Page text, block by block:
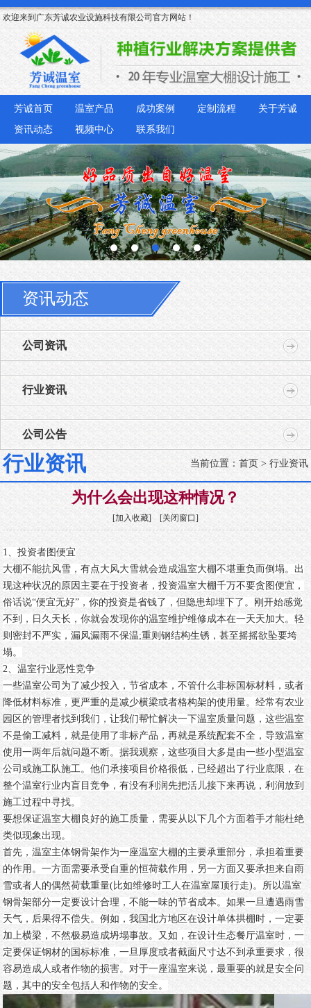
欢迎来到广东芳诚农业设施科技有限公司官方网站！
芳诚首页 温室产品 成功案例 定制流程
关于芳诚
资讯动态
视频中心 联系我们
资讯动态
公司资讯
行业资讯
公司公告
行业资讯 当前位置： 首页 > 行业资讯
为什么会出现这种情况？
[加入收藏] [关闭窗口]
1、投资者图便宜
大棚不能抗风雪，有点大风大雪就会造成温室大棚不堪重负而倒塌。出
现这种状况的原因主要在于投资者，投资温室大棚千万不要贪图便宜，
俗话说“便宜无好” ，你的投资是省钱了，但隐患却埋下了。刚开始感觉
不到，日久天长，你就会发现你的温室维护维修成本在一天天加大。轻
则密封不严实，漏风漏雨不保温;重则钢结构生锈，甚至摇摇欲坠要垮
塌。
2、温室行业恶性竞争
一些温室公司为了减少投入，节省成本，不管什么非标国标材料，或者
降低材料标准，更严重的是减少横梁或者格构架的使用量。经常有农业
园区的管理者找到我们，让我们帮忙解决一下温室质量问题，这些温室
不是偷工减料，就是使用了非标产品，再就是系统配套不全，导致温室
使用一两年后就问题不断。据我观察，这些项目大多是由一些小型温室
公司或施工队施工。他们承接项目价格很低，已经超出了行业底限，在
整个温室行业内盲目竞争，有没有利润先把活儿接下来再说，利润放到
施工过程中寻找。
要想保证温室大棚良好的施工质量，需要从以下几个方面着手才能杜绝
类似现象出现。
首先，温室主体钢骨架作为一座温室大棚的主要承重部分，承担着重要
的作用。一方面需要承受自重的恒荷载作用，另一方面又要承担来自雨
雪或者人的偶然荷载重量(比如维修时工人在温室屋顶行走)。所以温室
钢骨架部分一定要设计合理，不能一味的节省成本。如果一旦遭遇雨雪
天气，后果得不偿失。例如，我国北方地区在设计单体拱棚时，一定要
加上横梁，不然极易造成坍塌事故。又如，在设计生态餐厅温室时，一
定要保证钢材的国标标准，一旦厚度或者截面尺寸达不到承重要求，很
容易造成人或者作物的损害。对于一座温室来说，最重要的就是安全问
题，其中的安全包括人和作物的安全。